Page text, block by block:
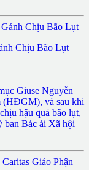
Chịu Bão Lụt
Giuse Nguyễn
(HĐGM), và sau khi
hậu quả bão lụt,
Bác ái Xã hội –